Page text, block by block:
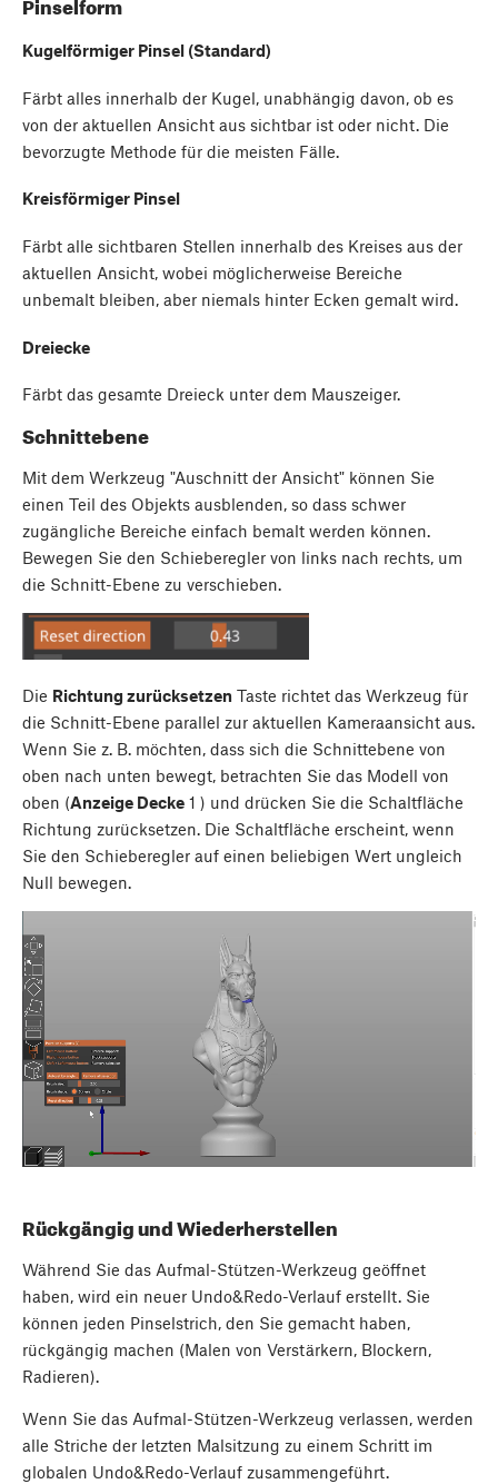
Pinselform
Kugelförmiger Pinsel (Standard)
Färbt alles innerhalb der Kugel, unabhängig davon, ob es
von der aktuellen Ansicht aus sichtbar ist oder nicht. Die
bevorzugte Methode für die meisten Fälle.
Kreisförmiger Pinsel
Färbt alle sichtbaren Stellen innerhalb des Kreises aus der
aktuellen Ansicht, wobei möglicherweise Bereiche
unbemalt bleiben, aber niemals hinter Ecken gemalt wird.
Dreiecke
Färbt das gesamte Dreieck unter dem Mauszeiger.
Schnittebene
Mit dem Werkzeug "Auschnitt der Ansicht" können Sie
einen Teil des Objekts ausblenden, so dass schwer
zugängliche Bereiche einfach bemalt werden können.
Bewegen Sie den Schieberegler von links nach rechts, um
die Schnitt-Ebene zu verschieben.
Die Richtung zurücksetzen Taste richtet das Werkzeug für
die Schnitt-Ebene parallel zur aktuellen Kameraansicht aus.
Wenn Sie z. B. möchten, dass sich die Schnittebene von
oben nach unten bewegt, betrachten Sie das Modell von
oben (Anzeige Decke 1 ) und drücken Sie die Schaltfläche
Richtung zurücksetzen. Die Schaltfläche erscheint, wenn
Sie den Schieberegler auf einen beliebigen Wert ungleich
Null bewegen.
Rückgängig und Wiederherstellen
Während Sie das Aufmal-Stützen-Werkzeug geöffnet
haben, wird ein neuer Undo&Redo-Verlauf erstellt. Sie
können jeden Pinselstrich, den Sie gemacht haben,
rückgängig machen (Malen von Verstärkern, Blockern,
Radieren).
Wenn Sie das Aufmal-Stützen-Werkzeug verlassen, werden
alle Striche der letzten Malsitzung zu einem Schritt im
globalen Undo&Redo-Verlauf zusammengeführt.